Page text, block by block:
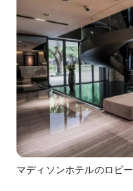
マディソンホテルのロビー